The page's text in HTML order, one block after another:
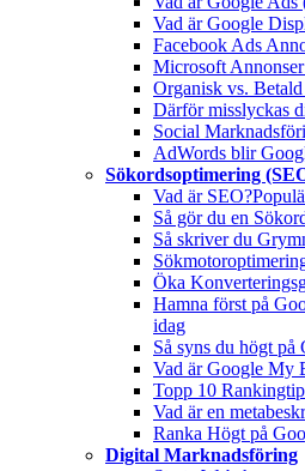
Vad är Google
Facebook Ads
Microsoft
Organisk vs.
Därför misslyckas
Social
AdWords blir
Sökordsoptimering
Vad är SEO?
Så gör du en
Så skriver du
Öka
Hamna först på
idag
Så syns du högt på
Vad är Google My
Topp 10
Vad är en
Ranka Högt på
Digital Marknadsföring